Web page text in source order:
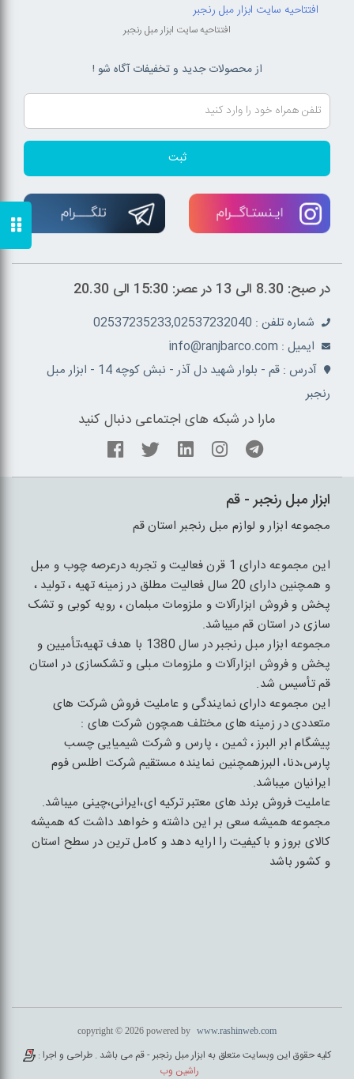
افتتاحیه سایت ابزار مبل رنجبر
افتتاحیه سایت ابزار مبل رنجبر
از محصولات جدید و تخفیفات آگاه شو !
ثبت
در صبح: 8.30 الی 13 در عصر: 15:30 الی 20.30
شماره تلفن : 02537235233,02537232040
ايميل : info@ranjbarco.com
آدرس : قم - بلوار شهید دل آذر - نبش کوچه 14 - ابزار مبل
رنجبر
مارا در شبکه های اجتماعی دنبال کنید
ابزار مبل رنجبر - قم
مجموعه ابزار و لوازم مبل رنجبر استان قم
این مجموعه دارای 1 قرن فعالیت و تجربه درعرصه چوب و مبل
و همچنین دارای 20 سال فعالیت مطلق در زمینه تهیه ، تولید ،
پخش و فروش ابزارآلات و ملزومات مبلمان ، رویه کوبی و تشک
سازی در استان قم میباشد.
مجموعه ابزار مبل رنجبر در سال 1380 با هدف تهیه،تأمیین و
پخش و فروش ابزارآلات و ملزومات مبلی و تشکسازی در استان
قم تأسیس شد.
این مجموعه دارای نمایندگی و عاملیت فروش شرکت های
متعددی در زمینه های مختلف همچون شرکت های :
پیشگام ابر البرز ، ثمین ، پارس و شرکت شیمیایی چسب
پارس،دنا، البرزهمچنین نماینده مستقیم شرکت اطلس فوم
ایرانیان میباشد.
عاملیت فروش برند های معتبر ترکیه ای،ایرانی،چینی میباشد.
مجموعه همیشه سعی بر این داشته و خواهد داشت که همیشه
کالای بروز و باکیفیت را ارایه دهد و کامل ترین در سطح استان
و کشور باشد
copyright © 2026 powered by www.rashinweb.com
کلیه حقوق این وبسایت متعلق به ابزار مبل رنجبر - قم می باشد . طراحی و اجرا :
راشین وب